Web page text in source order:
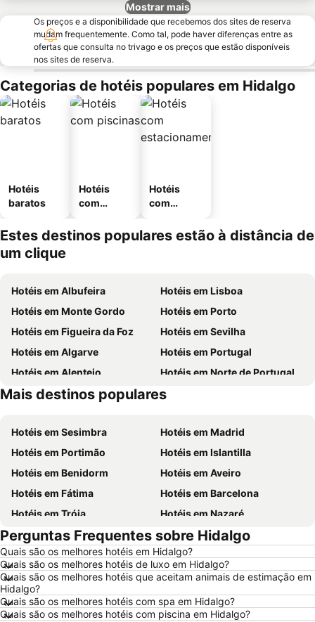
Mostrar mais
Os preços e a disponibilidade que recebemos dos sites de reserva
mudam frequentemente. Como tal, pode haver diferenças entre as
ofertas que consulta no trivago e os preços que estão disponíveis
nos sites de reserva.
Categorias de hotéis populares em Hidalgo
Hotéis
baratos
Hotéis
com
Hotéis
com
mento
Estes destinos populares estão à distância de
um clique
Hotéis em Albufeira
Hotéis em Lisboa
Hotéis em Monte Gordo
Hotéis em Porto
Hotéis em Figueira da Foz
Hotéis em Sevilha
Hotéis em Algarve
Hotéis em Portugal
Hotéis em Alentejo
Hotéis em Norte de Portugal
Hotéis em Madeira
Hotéis em Espanha
Mais destinos populares
Hotéis em Sesimbra
Hotéis em Madrid
Hotéis em Portimão
Hotéis em Islantilla
Hotéis em Benidorm
Hotéis em Aveiro
Hotéis em Fátima
Hotéis em Barcelona
Hotéis em Tróia
Hotéis em Nazaré
Hotéis em Évora
Hotéis em Peniche
Hotéis em Porto Santo
Hotéis em Isla Canela
Hotéis em Sangenjo
Hotéis em Vila Nova de Milfontes
Hotéis em Vilamoura
Hotéis em Vigo
Hotéis em Roma
Hotéis em Centro de Portugal
Perguntas Frequentes sobre Hidalgo
Quais são os melhores hotéis em Hidalgo?
Quais são os melhores hotéis de luxo em Hidalgo?
Quais são os melhores hotéis que aceitam animais de estimação em
Hidalgo?
Quais são os melhores hotéis com spa em Hidalgo?
Quais são os melhores hotéis com piscina em Hidalgo?